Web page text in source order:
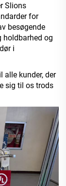
Slions
for
besøgende
og
i
alle kunder, der
sig til os trods